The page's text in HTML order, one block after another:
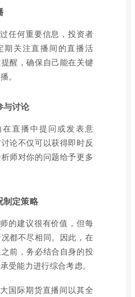
任何重要信息，投资者
期关注直播间的直播活
醒，确保自己能在关键
。
与讨论
直播中提问或发表意
论不仅可以获得即时反
师对你的问题给予更多
制定策略
的建议很有价值，但每
都不尽相同。因此，在
前，务必结合自身的投
受能力进行综合考虑。
国际期货直播间以其全